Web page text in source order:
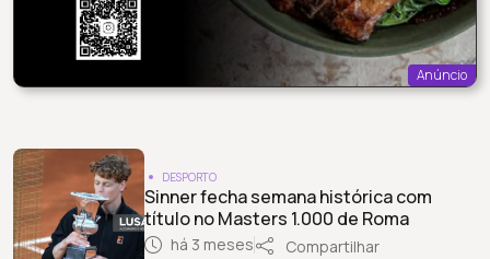
Anúncio
DESPORTO
Sinner fecha semana histórica com
título no Masters 1.000 de Roma
há 3 meses Compartilhar